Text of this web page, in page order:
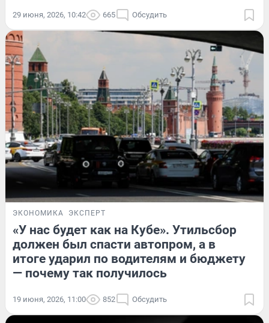
29 июня, 2026, 10:42 665 Обсудить
ЭКОНОМИКА ЭКСПЕРТ
«У нас будет как на Кубе». Утильсбор
должен был спасти автопром, а в
итоге ударил по водителям и бюджету
— почему так получилось
19 июня, 2026, 11:00 852 Обсудить